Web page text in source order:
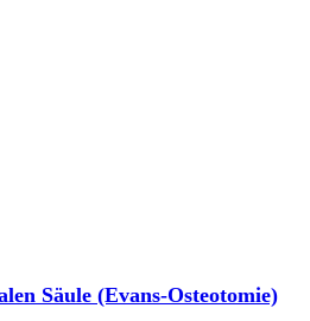
Säule (Evans-Osteotomie)